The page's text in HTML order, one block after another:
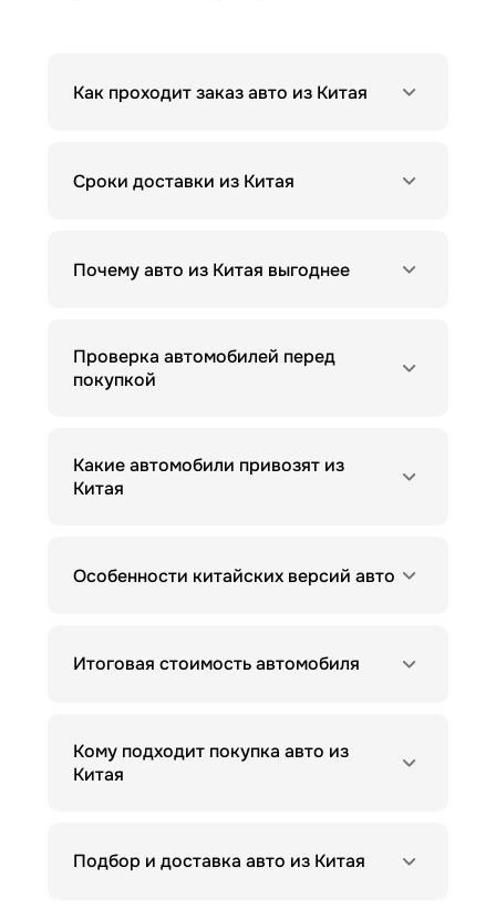
Как проходит заказ авто из Китая
Сроки доставки из Китая
Почему авто из Китая выгоднее
Проверка автомобилей перед
покупкой
Какие автомобили привозят из
Китая
Особенности китайских версий авто
Итоговая стоимость автомобиля
Кому подходит покупка авто из
Китая
Подбор и доставка авто из Китая